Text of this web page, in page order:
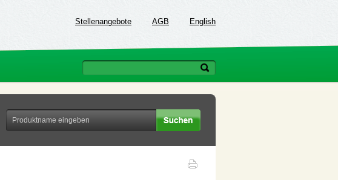
Stellenangebote AGB English